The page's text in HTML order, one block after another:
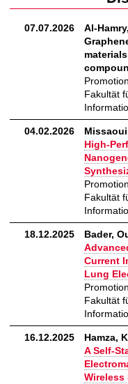
07.07.2026
Al-
Fakultät
04.02.2026
High-
Fakultät
18.12.2025
Bader,
Current
Lung
Fakultät
16.12.2025
Hamza,
A Self-
Wireless